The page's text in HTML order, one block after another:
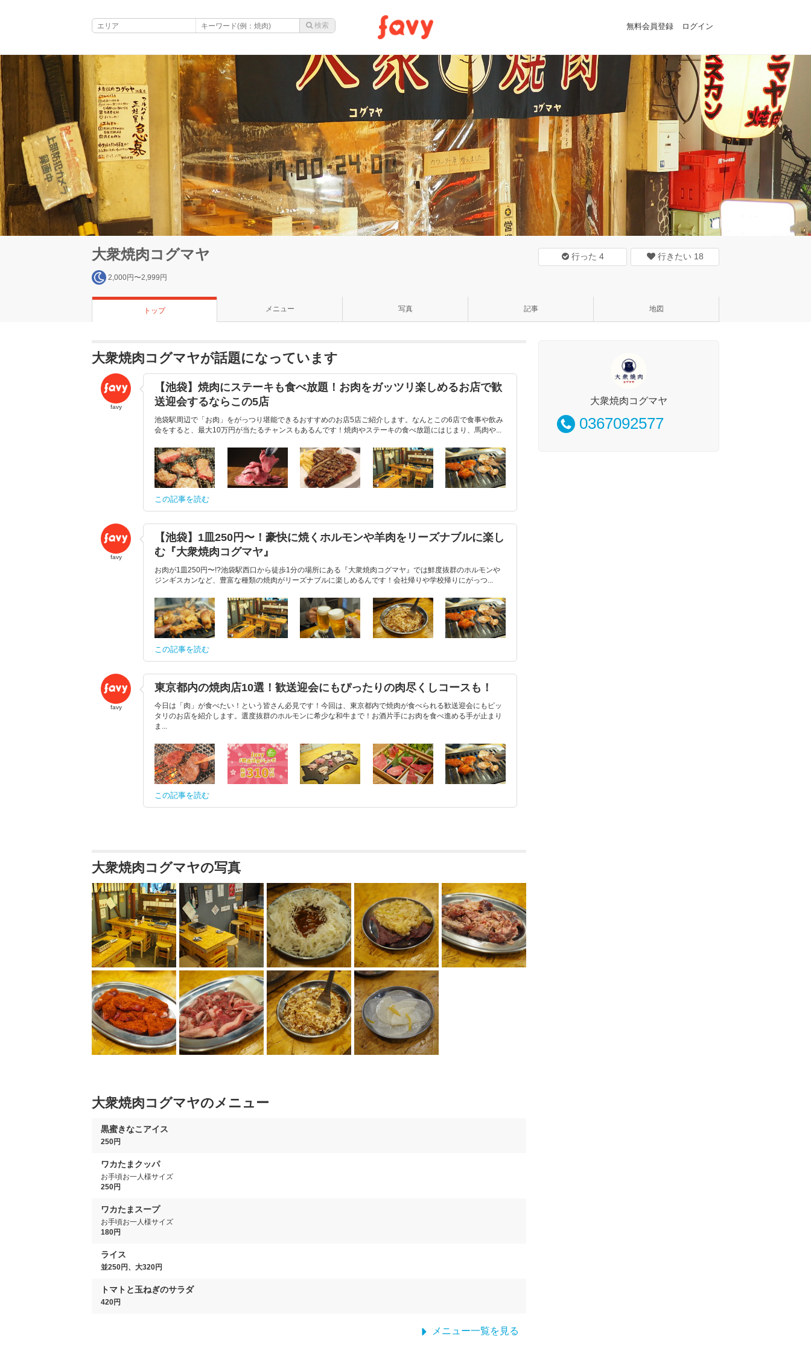
無料会員登録 ログイン
大衆焼肉コグマヤ
2,000円〜2,999円
行った 4 行きたい 18
トップ メニュー 写真 記事 地図
大衆焼肉コグマヤが話題になっています
favy
【池袋】焼肉にステーキも食べ放題！お肉をガッツリ楽しめるお店で歓
送迎会するならこの5店
池袋駅周辺で「お肉」をがっつり堪能できるおすすめのお店5店ご紹介します。なんとこの6店で食事や飲み
会をすると、最大10万円が当たるチャンスもあるんです！焼肉やステーキの食べ放題にはじまり、馬肉や...
この記事を読む
favy
【池袋】1皿250円〜！豪快に焼くホルモンや羊肉をリーズナブルに楽し
む『大衆焼肉コグマヤ』
お肉が1皿250円〜!?池袋駅西口から徒歩1分の場所にある『大衆焼肉コグマヤ』では鮮度抜群のホルモンや
ジンギスカンなど、豊富な種類の焼肉がリーズナブルに楽しめるんです！会社帰りや学校帰りにがっつ...
この記事を読む
favy
東京都内の焼肉店10選！歓送迎会にもぴったりの肉尽くしコースも！
今日は「肉」が食べたい！という皆さん必見です！今回は、東京都内で焼肉が食べられる歓送迎会にもピッ
タリのお店を紹介します。選度抜群のホルモンに希少な和牛まで！お酒片手にお肉を食べ進める手が止まり
ま...
この記事を読む
大衆焼肉コグマヤの写真
大衆焼肉コグマヤのメニュー
黒蜜きなこアイス
250円
ワカたまクッパ
お手頃お一人様サイズ
250円
ワカたまスープ
お手頃お一人様サイズ
180円
ライス
並250円、大320円
トマトと玉ねぎのサラダ
420円
メニュー一覧を見る
大衆焼肉コグマヤ
0367092577